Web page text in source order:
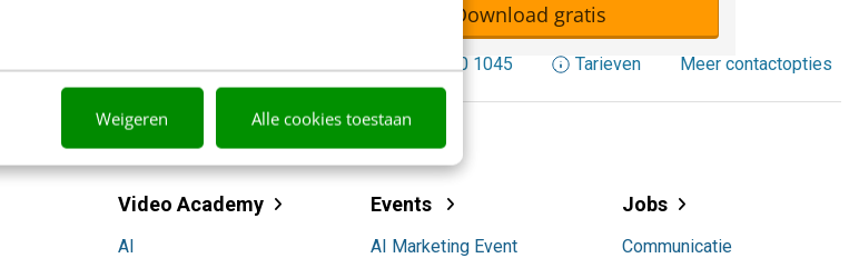
Weigeren Alle cookies toestaan
Download gratis
+31 30 200 1045 Tarieven Meer contactopties
Video Academy
AI
Events
AI Marketing Event
Jobs
Communicatie